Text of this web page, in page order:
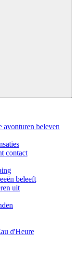
beleven
contact
beleeft
uit
d'Heure